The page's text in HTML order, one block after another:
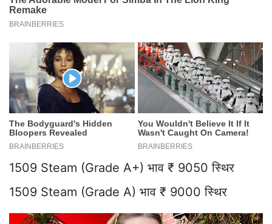
1509 Steam (Grade A+) भाव ₹ 9050 स्थिर
1509 Steam (Grade A) भाव ₹ 9000 स्थिर